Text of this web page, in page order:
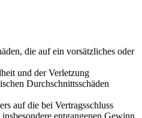
die auf ein vorsätzliches oder
und der Verletzung
Durchschnittsschäden
auf die bei Vertragsschluss
entgangenen Gewinn.